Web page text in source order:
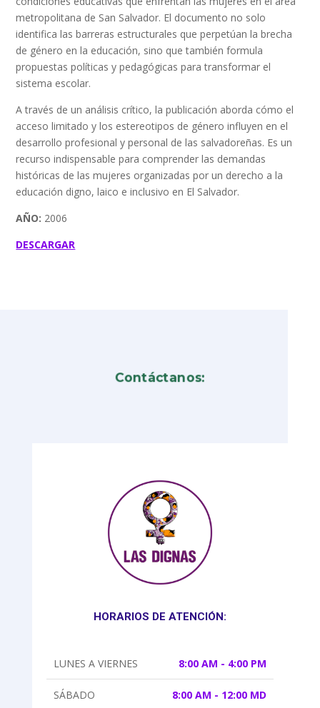
metropolitana de San Salvador. El documento no solo
identifica las barreras estructurales que perpetúan la brecha
de género en la educación, sino que también formula
propuestas políticas y pedagógicas para transformar el
sistema escolar.
A través de un análisis crítico, la publicación aborda cómo el
acceso limitado y los estereotipos de género influyen en el
desarrollo profesional y personal de las salvadoreñas. Es un
recurso indispensable para comprender las demandas
históricas de las mujeres organizadas por un derecho a la
educación digno, laico e inclusivo en El Salvador.
AÑO: 2006
DESCARGAR
Contáctanos:
HORARIOS DE ATENCIÓN:
LUNES A VIERNES 8:00 AM - 4:00 PM
SÁBADO 8:00 AM - 12:00 MD